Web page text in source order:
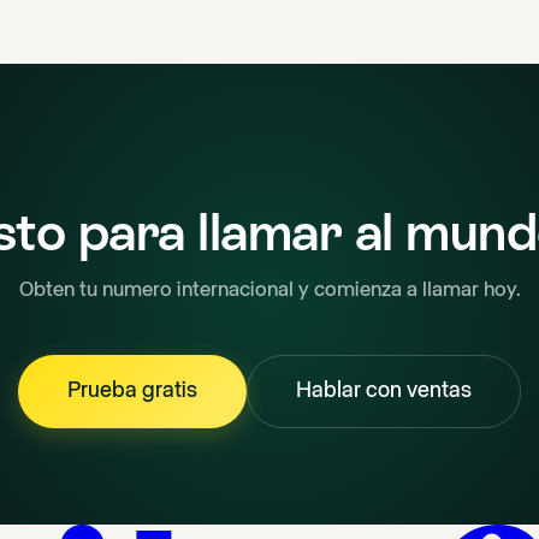
para llamar al
Obten tu numero internacional y comienza a llamar hoy.
Prueba gratis Hablar con ventas